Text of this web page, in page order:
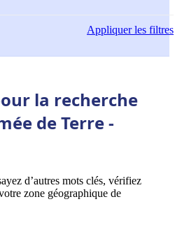
Appliquerles filtres
la recherche
de Terre -
d’autres mots clés, vérifiez
zone géographique de